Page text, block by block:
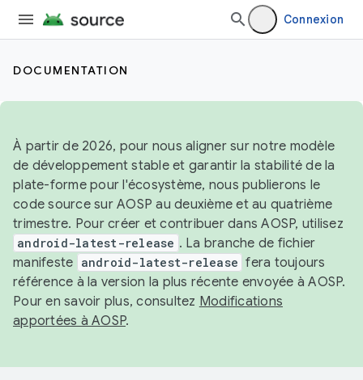
Connexion
DOCUMENTATION
À partir de 2026, pour nous aligner sur notre modèle
de développement stable et garantir la stabilité de la
plate-forme pour l'écosystème, nous publierons le
code source sur AOSP au deuxième et au quatrième
trimestre. Pour créer et contribuer dans AOSP, utilisez
android-latest-release . La branche de fichier
manifeste android-latest-release fera toujours
référence à la version la plus récente envoyée à AOSP.
Pour en savoir plus, consultez Modifications
apportées à AOSP.